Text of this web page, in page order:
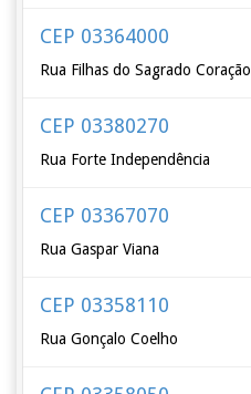
CEP 03364000
Rua Filhas do Sagrado Coração
CEP 03380270
Rua Forte Independência
CEP 03367070
Rua Gaspar Viana
CEP 03358110
Rua Gonçalo Coelho